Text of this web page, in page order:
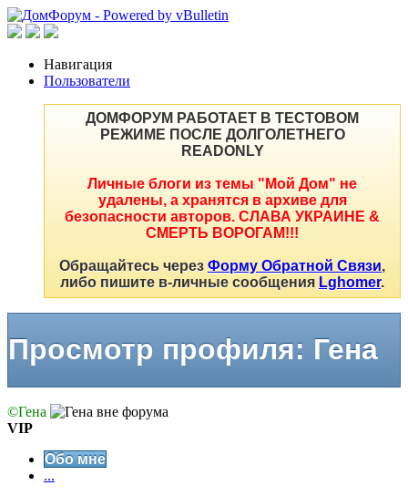
Навигация
Пользователи
ДОМФОРУМ РАБОТАЕТ В ТЕСТОВОМ
РЕЖИМЕ ПОСЛЕ ДОЛГОЛЕТНЕГО
READONLY
Личные блоги из темы "Мой Дом" не
удалены, а хранятся в архиве для
безопасности авторов. СЛАВА УКРАИНЕ &
СМЕРТЬ ВОРОГАМ!!!
Обращайтесь через Форму Обратной Связи,
либо пишите в-личные сообщения Lghomer.
Просмотр профиля: Гена
©Гена
VIP
Обо мне
...